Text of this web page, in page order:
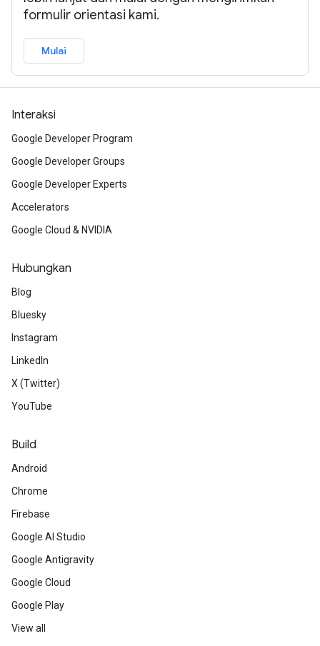
formulir orientasi kami.
Mulai
Interaksi
Google Developer Program
Google Developer Groups
Google Developer Experts
Accelerators
Google Cloud & NVIDIA
Hubungkan
Blog
Bluesky
Instagram
LinkedIn
X (Twitter)
YouTube
Build
Android
Chrome
Firebase
Google AI Studio
Google Antigravity
Google Cloud
Google Play
View all